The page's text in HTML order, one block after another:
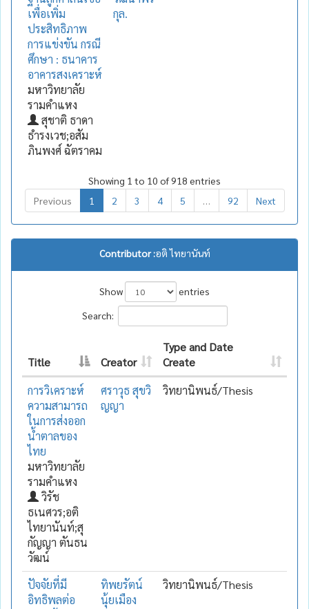
เพื่อเพิ่ม
ประสิทธิภาพ
การแข่งขัน กรณี
ศึกษา : ธนาคาร
อาคารสงเคราะห์
มหาวิทยาลัย
รามคำแหง
สุชาติ ธาดา
ธำรงเวช;อสัม
ภินพงศ์ ฉัตราคม
กุล.
Showing 1 to 10 of 918 entries
Previous
1 2 3 4 5 92 Next
Contributor :อติ ไทยานันท์
Show
entries
Search:
Title Creator
Type and Date
Create
การวิเคราะห์
ความสามารถ
ในการส่งออก
น้ำตาลของ
ไทย
มหาวิทยาลัย
รามคำแหง
วิรัช
ธเนศวร;อติ
ไทยานันท์;สุ
กัญญา ตันธน
วัฒน์
ศราวุธ สุขวิ
ญญา
วิทยานิพนธ์/Thesis
ปัจจัยที่มี
อิทธิพลต่อ
ทิพยรัตน์
นุ้ยเมือง
วิทยานิพนธ์/Thesis